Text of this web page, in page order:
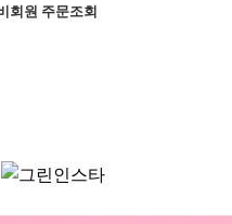
회원 주문조회